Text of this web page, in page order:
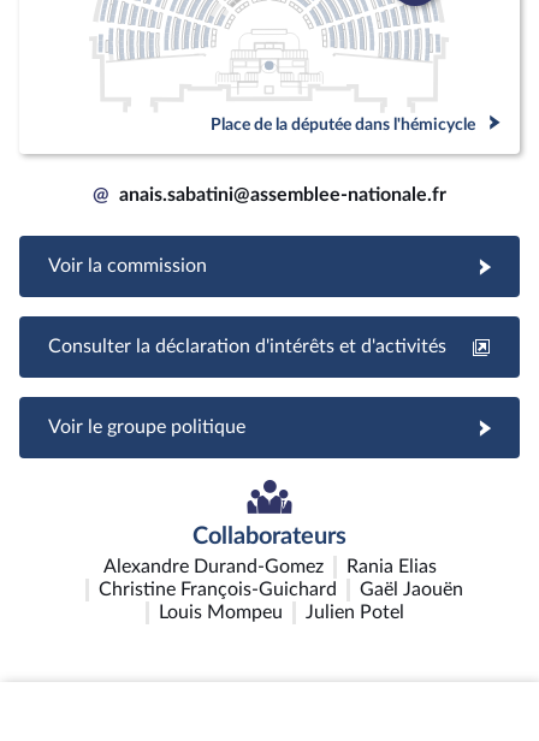
Place de la députée dans l'hémicycle
@ anais.sabatini@assemblee-nationale.fr
Voir la commission
Consulter la déclaration d'intérêts et d'activités
Voir le groupe politique
Collaborateurs
Alexandre Durand-Gomez
Rania Elias
Christine François-Guichard
Gaël Jaouën
Louis Mompeu
Julien Potel